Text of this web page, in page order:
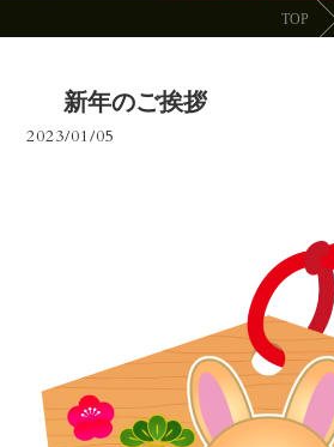
TOP
新年のご挨拶
2023/01/05